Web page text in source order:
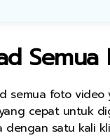
semua foto
cepat untuk
dengan satu kali